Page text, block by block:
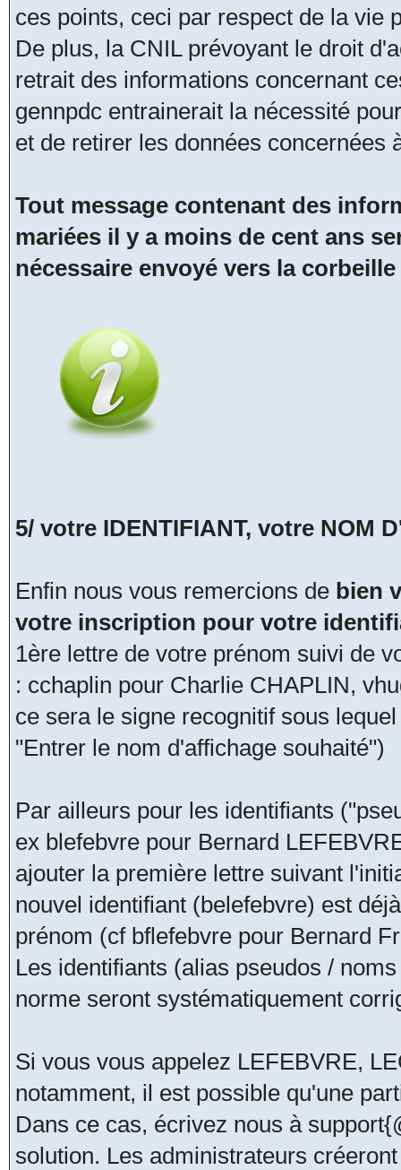
ces points, ceci par respect de la vie
De plus, la CNIL prévoyant le droit
retrait des informations concernant
gennpdc entrainerait la nécessité
et de retirer les données concernées
Tout message contenant des
mariées il y a moins de cent ans
nécessaire envoyé vers la
5/ votre IDENTIFIANT, votre NOM
Enfin nous vous remercions de bien
votre inscription pour votre
1ère lettre de votre prénom suivi de
: cchaplin pour Charlie CHAPLIN,
ce sera le signe recognitif sous
"Entrer le nom d'affichage souhaité")
Par ailleurs pour les identifiants
ex blefebvre pour Bernard
ajouter la première lettre suivant
nouvel identifiant (belefebvre) est
prénom (cf bflefebvre pour Bernard
Les identifiants (alias pseudos /
norme seront systématiquement
Si vous vous appelez LEFEBVRE,
notamment, il est possible qu'une
Dans ce cas, écrivez nous à
solution. Les administrateurs